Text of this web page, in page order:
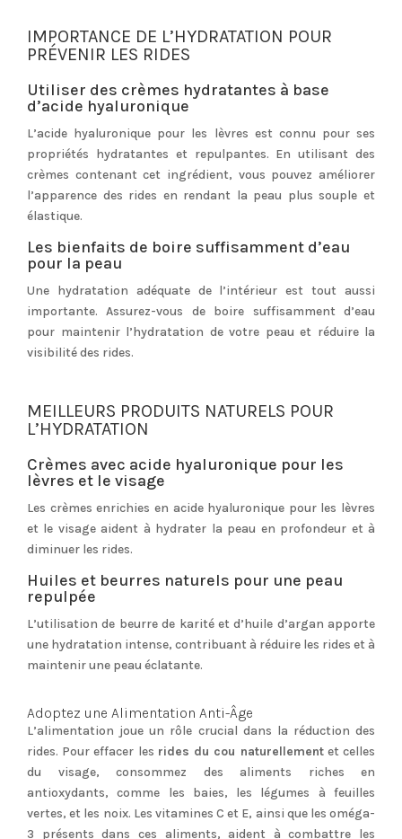
IMPORTANCE DE L’HYDRATATION POUR
PRÉVENIR LES RIDES
Utiliser des crèmes hydratantes à base
d’acide hyaluronique
L’acide hyaluronique pour les lèvres est connu pour ses
propriétés hydratantes et repulpantes. En utilisant des
crèmes contenant cet ingrédient, vous pouvez améliorer
l’apparence des rides en rendant la peau plus souple et
élastique.
Les bienfaits de boire suffisamment d’eau
pour la peau
Une hydratation adéquate de l’intérieur est tout aussi
importante. Assurez-vous de boire suffisamment d’eau
pour maintenir l’hydratation de votre peau et réduire la
visibilité des rides.
MEILLEURS PRODUITS NATURELS POUR
L’HYDRATATION
Crèmes avec acide hyaluronique pour les
lèvres et le visage
Les crèmes enrichies en acide hyaluronique pour les lèvres
et le visage aident à hydrater la peau en profondeur et à
diminuer les rides.
Huiles et beurres naturels pour une peau
repulpée
L’utilisation de beurre de karité et d’huile d’argan apporte
une hydratation intense, contribuant à réduire les rides et à
maintenir une peau éclatante.
Adoptez une Alimentation Anti-Âge
L’alimentation joue un rôle crucial dans la réduction des
rides. Pour effacer les rides du cou naturellementet celles
du visage, consommez des aliments riches en
antioxydants, comme les baies, les légumes à feuilles
vertes, et les noix. Les vitamines C et E, ainsi que les oméga-
3 présents dans ces aliments, aident à combattre les